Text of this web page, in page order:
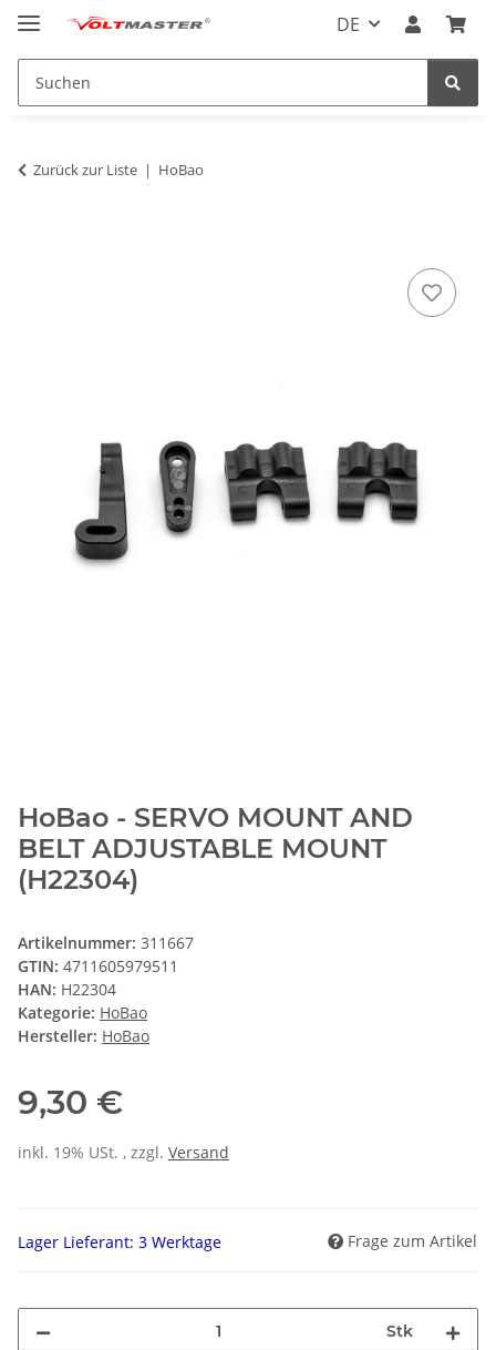
DE
Zurück zur Liste HoBao
HoBao - SERVO MOUNT AND
BELT ADJUSTABLE MOUNT
(H22304)
Artikelnummer: 311667
GTIN: 4711605979511
HAN: H22304
Kategorie: HoBao
Hersteller: HoBao
9,30 €
inkl. 19% USt. , zzgl. Versand
Lager Lieferant: 3 Werktage Frage zum Artikel
Stk